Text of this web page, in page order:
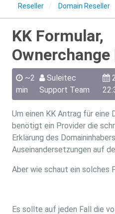
Reseller Domain Reseller
KK Formular,
~2
min
Suleitec
Support Team
Um einen KK Antrag für eine
benötigt ein Provider die
Erklärung des
Auseinandersetzungen auf
Aber wie schaut ein solches
Es sollte auf jeden Fall die